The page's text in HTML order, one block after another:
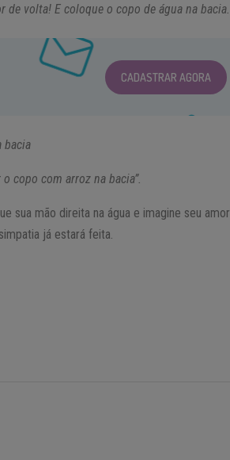
volta! E coloque o copo de água na bacia.
CADASTRAR AGORA
bacia
copo com arroz na bacia”.
sua mão direita na água e imagine seu amor
já estará feita.